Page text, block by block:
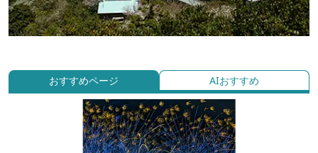
おすすめページ AIおすすめ